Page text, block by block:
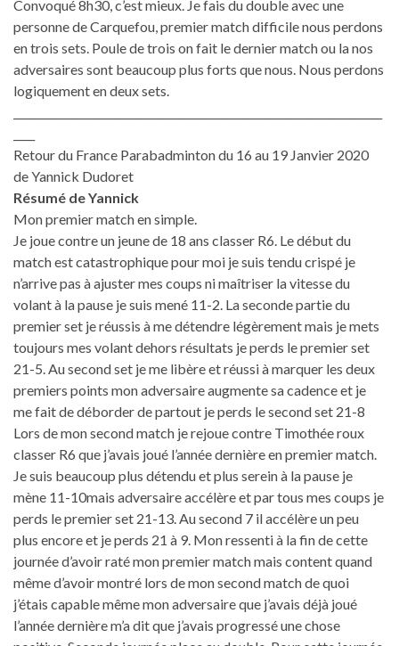
Convoqué 8h30, c’est mieux. Je fais du double avec une
personne de Carquefou, premier match difficile nous perdons
en trois sets. Poule de trois on fait le dernier match ou la nos
adversaires sont beaucoup plus forts que nous. Nous perdons
logiquement en deux sets.
Retour du France Parabadminton du 16 au 19 Janvier 2020
de Yannick Dudoret
Résumé de Yannick
Mon premier match en simple.
Je joue contre un jeune de 18 ans classer R6. Le début du
match est catastrophique pour moi je suis tendu crispé je
n’arrive pas à ajuster mes coups ni maîtriser la vitesse du
volant à la pause je suis mené 11-2. La seconde partie du
premier set je réussis à me détendre légèrement mais je mets
toujours mes volant dehors résultats je perds le premier set
21-5. Au second set je me libère et réussi à marquer les deux
premiers points mon adversaire augmente sa cadence et je
me fait de déborder de partout je perds le second set 21-8
Lors de mon second match je rejoue contre Timothée roux
classer R6 que j’avais joué l’année dernière en premier match.
Je suis beaucoup plus détendu et plus serein à la pause je
mène 11-10mais adversaire accélère et par tous mes coups je
perds le premier set 21-13. Au second 7 il accélère un peu
plus encore et je perds 21 à 9. Mon ressenti à la fin de cette
journée d’avoir raté mon premier match mais content quand
même d’avoir montré lors de mon second match de quoi
j’étais capable même mon adversaire que j’avais déjà joué
l’année dernière m’a dit que j’avais progressé une chose